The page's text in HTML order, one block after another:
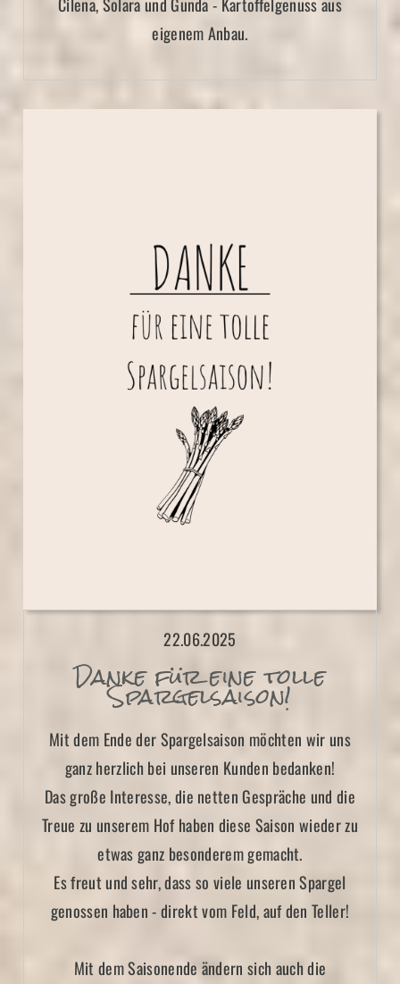
eigenem Anbau.
22.06.2025
Danke für eine tolle
Spargelsaison!
Mit dem Ende der Spargelsaison möchten wir uns
ganz herzlich bei unseren Kunden bedanken!
Das große Interesse, die netten Gespräche und die
Treue zu unserem Hof haben diese Saison wieder zu
etwas ganz besonderem gemacht.
Es freut und sehr, dass so viele unseren Spargel
genossen haben - direkt vom Feld, auf den Teller!
Mit dem Saisonende ändern sich auch die